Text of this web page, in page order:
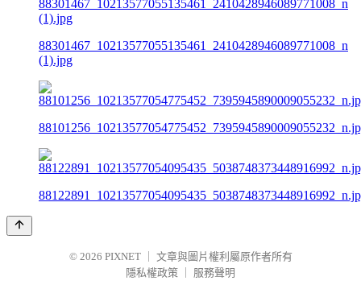
88301467_10213577055135461_2410428946089771008_n
(1).jpg
© 2026 PIXNET
文章與圖片權利屬原作者所有
隱私權政策
服務聲明